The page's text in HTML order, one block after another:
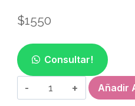
$1550
Consultar!
PACK
UÑERO
Añadir